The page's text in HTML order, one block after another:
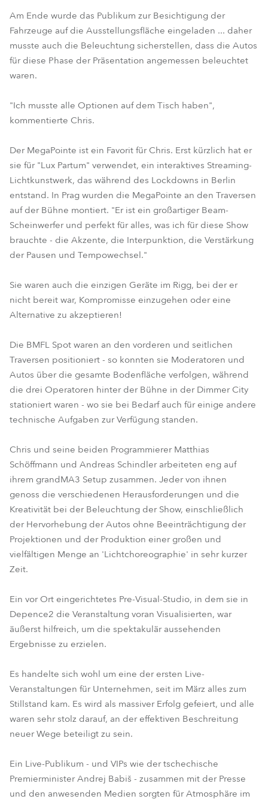
Am Ende wurde das Publikum zur Besichtigung der
Fahrzeuge auf die Ausstellungsfläche eingeladen ... daher
musste auch die Beleuchtung sicherstellen, dass die Autos
für diese Phase der Präsentation angemessen beleuchtet
waren.
"Ich musste alle Optionen auf dem Tisch haben",
kommentierte Chris.
Der MegaPointe ist ein Favorit für Chris. Erst kürzlich hat er
sie für "Lux Partum" verwendet, ein interaktives Streaming-
Lichtkunstwerk, das während des Lockdowns in Berlin
entstand. In Prag wurden die MegaPointe an den Traversen
auf der Bühne montiert. "Er ist ein großartiger Beam-
Scheinwerfer und perfekt für alles, was ich für diese Show
brauchte - die Akzente, die Interpunktion, die Verstärkung
der Pausen und Tempowechsel."
Sie waren auch die einzigen Geräte im Rigg, bei der er
nicht bereit war, Kompromisse einzugehen oder eine
Alternative zu akzeptieren!
Die BMFL Spot waren an den vorderen und seitlichen
Traversen positioniert - so konnten sie Moderatoren und
Autos über die gesamte Bodenfläche verfolgen, während
die drei Operatoren hinter der Bühne in der Dimmer City
stationiert waren - wo sie bei Bedarf auch für einige andere
technische Aufgaben zur Verfügung standen.
Chris und seine beiden Programmierer Matthias
Schöffmann und Andreas Schindler arbeiteten eng auf
ihrem grandMA3 Setup zusammen. Jeder von ihnen
genoss die verschiedenen Herausforderungen und die
Kreativität bei der Beleuchtung der Show, einschließlich
der Hervorhebung der Autos ohne Beeinträchtigung der
Projektionen und der Produktion einer großen und
vielfältigen Menge an 'Lichtchoreographie' in sehr kurzer
Zeit.
Ein vor Ort eingerichtetes Pre-Visual-Studio, in dem sie in
Depence2 die Veranstaltung voran Visualisierten, war
äußerst hilfreich, um die spektakulär aussehenden
Ergebnisse zu erzielen.
Es handelte sich wohl um eine der ersten Live-
Veranstaltungen für Unternehmen, seit im März alles zum
Stillstand kam. Es wird als massiver Erfolg gefeiert, und alle
waren sehr stolz darauf, an der effektiven Beschreitung
neuer Wege beteiligt zu sein.
Ein Live-Publikum - und VIPs wie der tschechische
Premierminister Andrej Babiš - zusammen mit der Presse
und den anwesenden Medien sorgten für Atmosphäre im